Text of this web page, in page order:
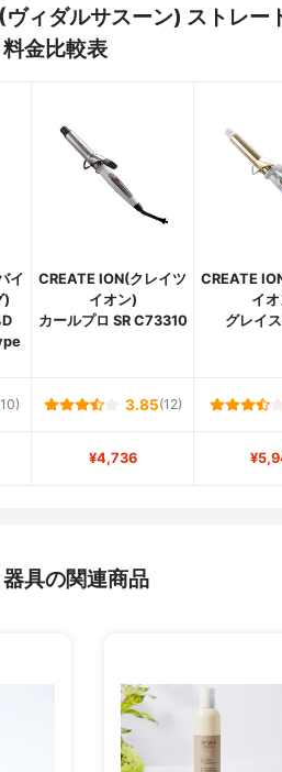
ィダルサスーン) ストレ
金比較表
イ
)
CREATE ION(クレイツ
イオン)
カールプロ SR C73310
CREATE
イ
グレイ
3.85(12)
¥4,736
具の関連商品